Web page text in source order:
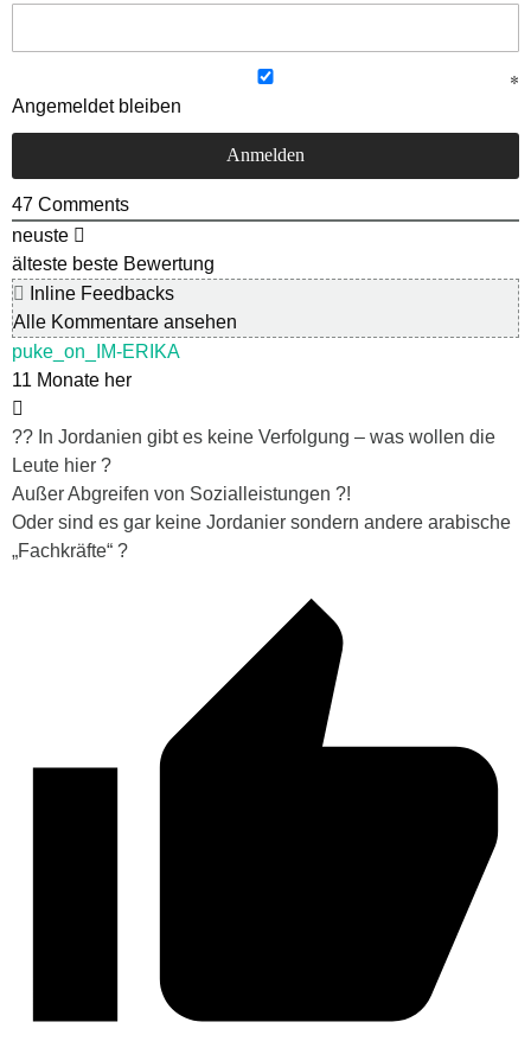
Angemeldet bleiben
47 Comments
neuste
älteste beste Bewertung
Inline Feedbacks
Alle Kommentare ansehen
puke_on_IM-ERIKA
11 Monate her
?? In Jordanien gibt es keine Verfolgung – was wollen die
Leute hier ?
Außer Abgreifen von Sozialleistungen ?!
Oder sind es gar keine Jordanier sondern andere arabische
„Fachkräfte“ ?